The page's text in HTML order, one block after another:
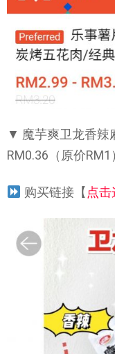
▼ 魔芋爽卫龙香辣
RM0.36（原价RM1
购买链接【点击